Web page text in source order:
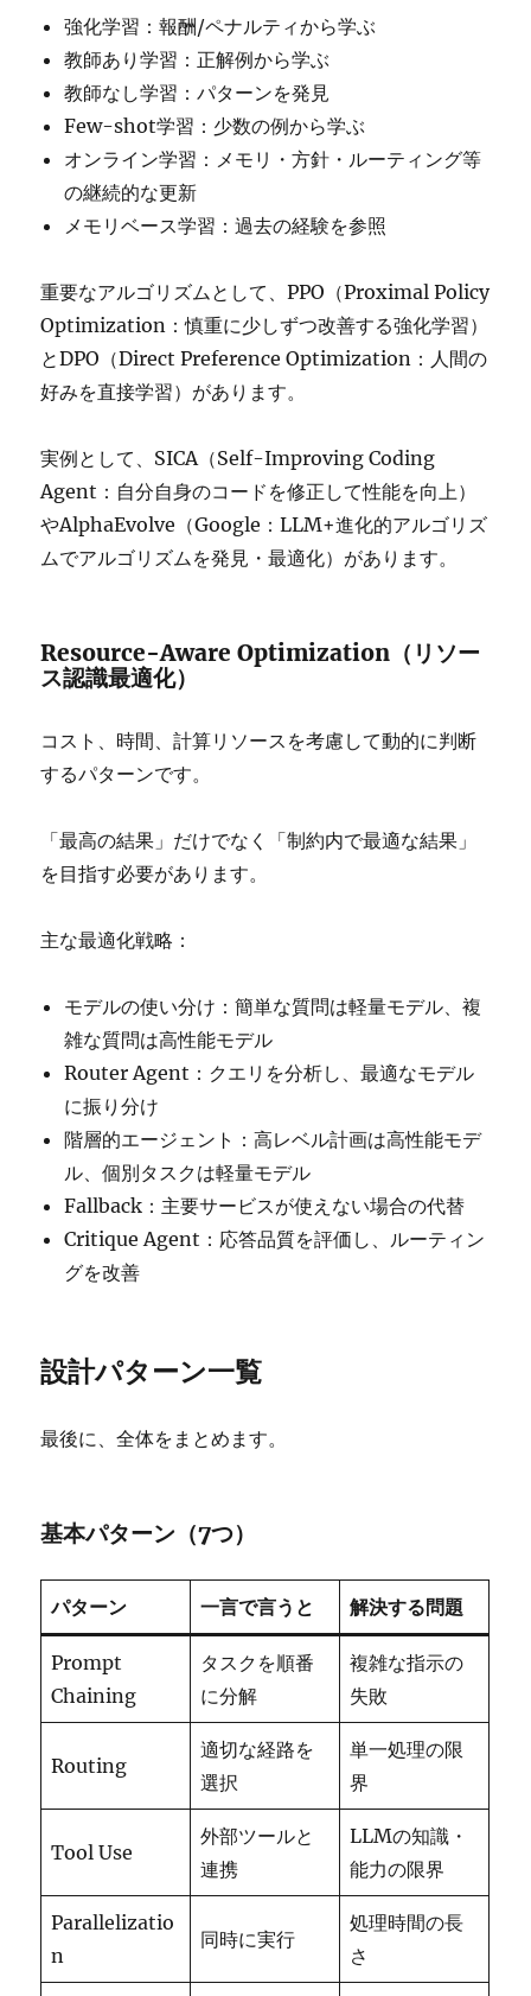
強化学習：報酬/ペナルティから学ぶ
教師あり学習：正解例から学ぶ
教師なし学習：パターンを発見
Few-shot学習：少数の例から学ぶ
オンライン学習：メモリ・方針・ルーティング等
の継続的な更新
メモリベース学習：過去の経験を参照
重要なアルゴリズムとして、PPO（Proximal Policy
Optimization：慎重に少しずつ改善する強化学習）
とDPO（Direct Preference Optimization：人間の
好みを直接学習）があります。
実例として、SICA（Self-Improving Coding
Agent：自分自身のコードを修正して性能を向上）
やAlphaEvolve（Google：LLM+進化的アルゴリズ
ムでアルゴリズムを発見・最適化）があります。
Resource-Aware Optimization（リソー
ス認識最適化）
コスト、時間、計算リソースを考慮して動的に判断
するパターンです。
「最高の結果」だけでなく「制約内で最適な結果」
を目指す必要があります。
主な最適化戦略：
モデルの使い分け：簡単な質問は軽量モデル、複
雑な質問は高性能モデル
Router Agent：クエリを分析し、最適なモデル
に振り分け
階層的エージェント：高レベル計画は高性能モデ
ル、個別タスクは軽量モデル
Fallback：主要サービスが使えない場合の代替
Critique Agent：応答品質を評価し、ルーティン
グを改善
設計パターン一覧
最後に、全体をまとめます。
基本パターン（7つ）
パターン 一言で言うと 解決する問題
Prompt
Chaining
タスクを順番
に分解
複雑な指示の
失敗
Routing
適切な経路を
選択
単一処理の限
界
Tool Use
外部ツールと
連携
LLMの知識・
能力の限界
Parallelizatio
n
同時に実行
処理時間の長
さ